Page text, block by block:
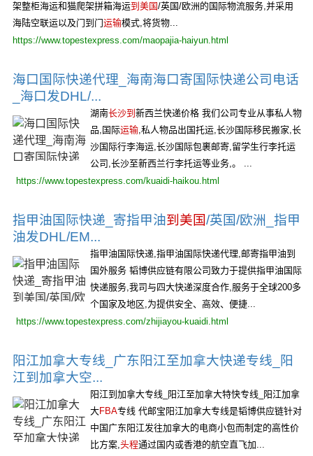
架整柜海运和猫爬架拼箱海运到美国/英国/欧洲的国际物流服务,并采用
海陆空联运以及门到门运输模式,将货物...
https://www.topestexpress.com/maopajia-haiyun.html
海口国际快递代理_海南海口寄国际快递公司电话
_海口发DHL/...
湖南长沙到 新西兰快递价格 我们公司专业从事私人物
品,国际运输,私人物品出国托运,长沙国际移民搬家,长
沙国际行李海运,长沙国际包裹邮寄,留学生行李托运
公司,长沙至新西兰行李托运等业务,。 ...
https://www.topestexpress.com/kuaidi-haikou.html
指甲油国际快递_寄指甲油到美国/英国/欧洲_指甲
油发DHL/EM...
指甲油国际快递,指甲油国际快递代理,邮寄指甲油到
国外服务 韬博供应链有限公司致力于提供指甲油国际
快递服务,我司与四大快递深度合作,服务于全球200多
个国家及地区,为提供安全、高效、便捷...
https://www.topestexpress.com/zhijiayou-kuaidi.html
阳江加拿大专线_广东阳江至加拿大快递专线_阳
江到加拿大空...
阳江到加拿大专线_阳江至加拿大特快专线_阳江加拿
大FBA专线 代邮宝阳江加拿大专线是韬博供应链针对
中国广东阳江发往加拿大的电商小包而制定的高性价
比方案,头程通过国内或香港的航空直飞加...